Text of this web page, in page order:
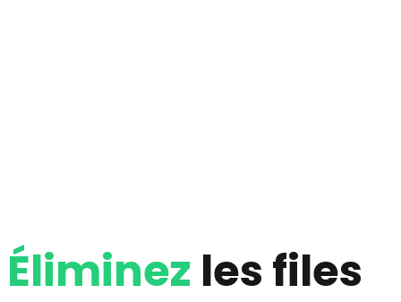
Éliminez les files